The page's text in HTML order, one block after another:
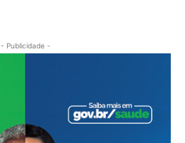
- Publicidade -